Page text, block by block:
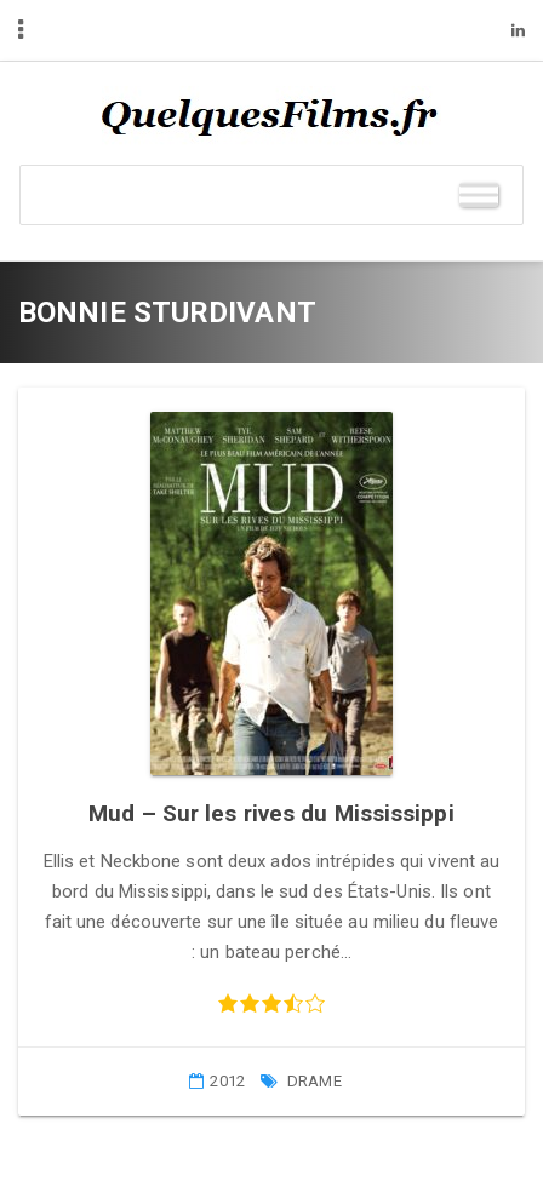
BONNIE STURDIVANT
Mud – Sur les rives du Mississippi
Ellis et Neckbone sont deux ados intrépides qui vivent au
bord du Mississippi, dans le sud des États-Unis. Ils ont
fait une découverte sur une île située au milieu du fleuve
: un bateau perché…
2012 DRAME